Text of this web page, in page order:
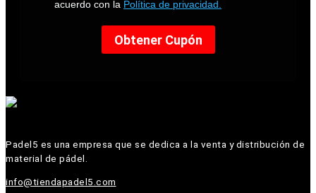
Padel5 es una empresa que se dedica a la venta y distribución de
material de pádel.
info@tiendapadel5.com